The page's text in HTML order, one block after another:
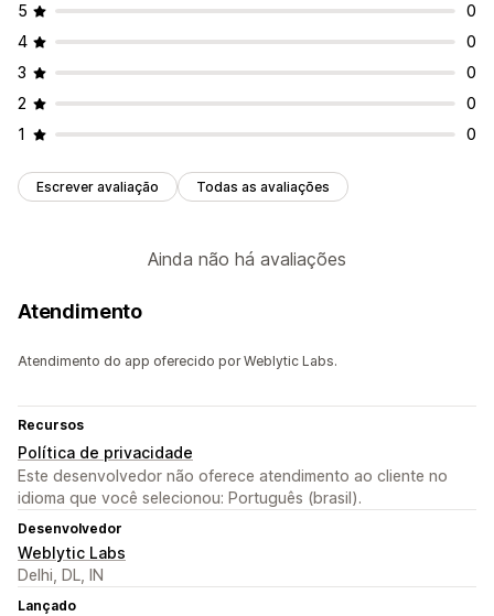
5
0
4
0
3
0
2
0
1
0
Escrever avaliação Todas as avaliações
Ainda não há avaliações
Atendimento
Atendimento do app oferecido por Weblytic Labs.
Recursos
Política de privacidade
Este desenvolvedor não oferece atendimento ao cliente no
idioma que você selecionou: Português (brasil).
Desenvolvedor
Weblytic Labs
Delhi, DL, IN
Lançado